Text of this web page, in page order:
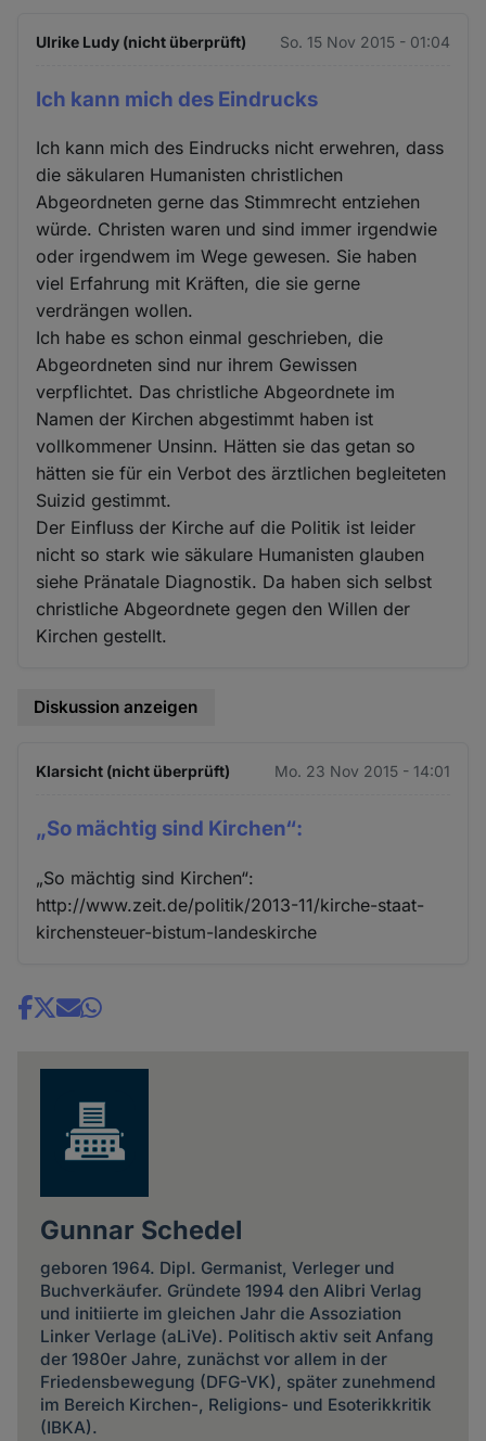
Ulrike Ludy (nicht überprüft) So. 15 Nov 2015 - 01:04
Ich kann mich des Eindrucks
Ich kann mich des Eindrucks nicht erwehren, dass
die säkularen Humanisten christlichen
Abgeordneten gerne das Stimmrecht entziehen
würde. Christen waren und sind immer irgendwie
oder irgendwem im Wege gewesen. Sie haben
viel Erfahrung mit Kräften, die sie gerne
verdrängen wollen.
Ich habe es schon einmal geschrieben, die
Abgeordneten sind nur ihrem Gewissen
verpflichtet. Das christliche Abgeordnete im
Namen der Kirchen abgestimmt haben ist
vollkommener Unsinn. Hätten sie das getan so
hätten sie für ein Verbot des ärztlichen begleiteten
Suizid gestimmt.
Der Einfluss der Kirche auf die Politik ist leider
nicht so stark wie säkulare Humanisten glauben
siehe Pränatale Diagnostik. Da haben sich selbst
christliche Abgeordnete gegen den Willen der
Kirchen gestellt.
Diskussion anzeigen
Klarsicht (nicht überprüft) Mo. 23 Nov 2015 - 14:01
„So mächtig sind Kirchen“:
„So mächtig sind Kirchen“:
http://www.zeit.de/politik/2013-11/kirche-staat-
kirchensteuer-bistum-landeskirche
Share
Gunnar Schedel
geboren 1964. Dipl. Germanist, Verleger und
Buchverkäufer. Gründete 1994 den Alibri Verlag
und initiierte im gleichen Jahr die Assoziation
Linker Verlage (aLiVe). Politisch aktiv seit Anfang
der 1980er Jahre, zu­nächst vor allem in der
Friedens­bewegung (DFG-VK), später zu­nehmend
im Bereich Kirchen-, Religions- und Esoterik­kritik
(IBKA).